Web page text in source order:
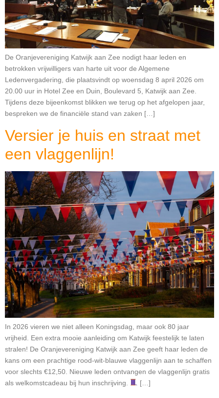
De Oranjevereniging Katwijk aan Zee nodigt haar leden en
betrokken vrijwilligers van harte uit voor de Algemene
Ledenvergadering, die plaatsvindt op woensdag 8 april 2026 om
20.00 uur in Hotel Zee en Duin, Boulevard 5, Katwijk aan Zee.
Tijdens deze bijeenkomst blikken we terug op het afgelopen jaar,
bespreken we de financiële stand van zaken […]
Versier je huis en straat met
een vlaggenlijn!
In 2026 vieren we niet alleen Koningsdag, maar ook 80 jaar
vrijheid. Een extra mooie aanleiding om Katwijk feestelijk te laten
stralen! De Oranjevereniging Katwijk aan Zee geeft haar leden de
kans om een prachtige rood-wit-blauwe vlaggenlijn aan te schaffen
voor slechts €12,50. Nieuwe leden ontvangen de vlaggenlijn gratis
als welkomstcadeau bij hun inschrijving.
[…]